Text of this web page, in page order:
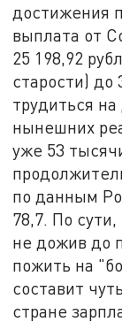
достижения
выплата от
25 198,92
старости) до
трудиться
нынешних
уже 53
по данным
78,7. По
не дожив до
пожить на
составит
стране